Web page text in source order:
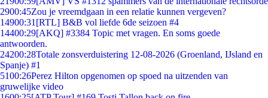
2900:45Zou je vreemdgaan in een relatie kunnen vergeven?
14900:31 [RTL] B&B vol liefde 6de seizoen #4
14400:29[AKQ] #3384 Topic met vragen. En soms goede
antwoorden.
24200:28Totale zonsverduistering 12-08-2026 (Groenland, IJsland en
Spanje) #1
5100:26Perez Hilton opgenomen op spoed na uitzenden van
gruwelijke video